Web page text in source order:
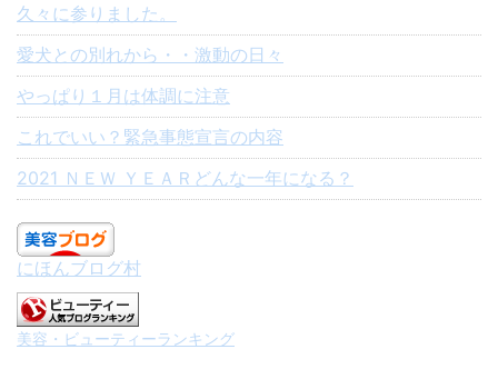
久々に参りました。
愛犬との別れから・・激動の日々
やっぱり１月は体調に注意
これでいい？緊急事態宣言の内容
2021 ＮＥＷ ＹＥＡＲどんな一年になる？
にほんブログ村
美容・ビューティーランキング